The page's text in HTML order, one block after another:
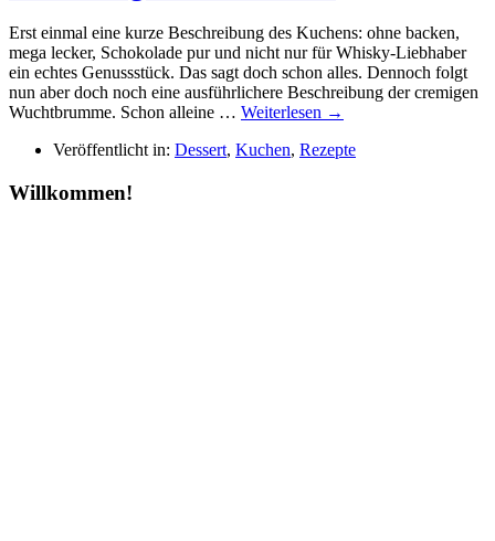
Erst einmal eine kurze Beschreibung des Kuchens: ohne backen,
mega lecker, Schokolade pur und nicht nur für Whisky-Liebhaber
ein echtes Genussstück. Das sagt doch schon alles. Dennoch folgt
nun aber doch noch eine ausführlichere Beschreibung der cremigen
Wuchtbrumme. Schon alleine … Weiterlesen →
Veröffentlicht in: Dessert, Kuchen, Rezepte
Willkommen!